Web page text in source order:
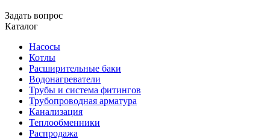
Задать вопрос
Каталог
Насосы
Котлы
Расширительные баки
Водонагреватели
Трубы и система фитингов
Трубопроводная арматура
Канализация
Теплообменники
Распродажа